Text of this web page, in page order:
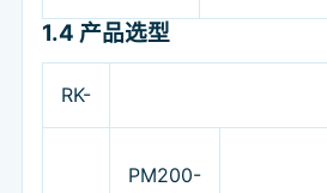
1.4 产品选型
RK-
PM200-